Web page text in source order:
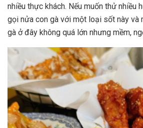
nhiều thực khách. Nếu muốn thử nhiều
gọi nửa con gà với một loại sốt này và
gà ở đây không quá lớn nhưng mềm,